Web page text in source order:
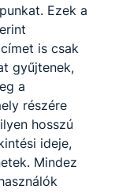
Ezek a
is csak
gyűjtenek,
a
részére
hosszú
ideje,
Mindez